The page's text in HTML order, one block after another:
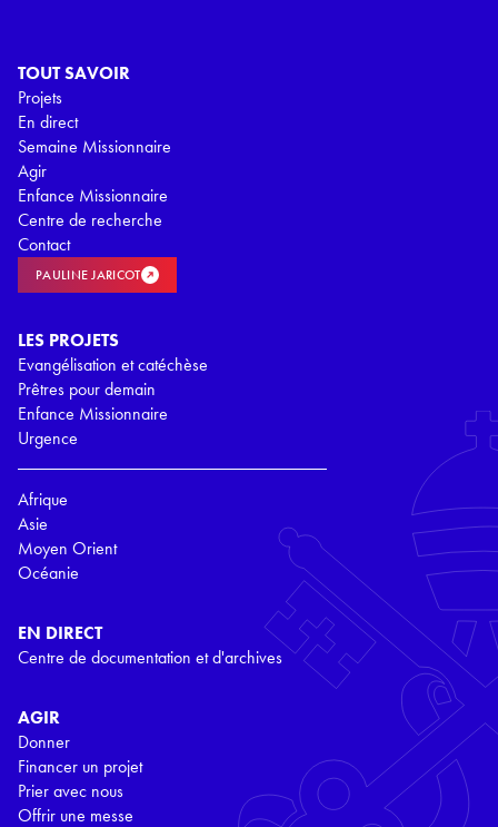
TOUT SAVOIR
Projets
En direct
Semaine Missionnaire
Agir
Enfance Missionnaire
Centre de recherche
Contact
PAULINE JARICOT
LES PROJETS
Evangélisation et catéchèse
Prêtres pour demain
Enfance Missionnaire
Urgence
Afrique
Asie
Moyen Orient
Océanie
EN DIRECT
Centre de documentation et d'archives
AGIR
Donner
Financer un projet
Prier avec nous
Offrir une messe